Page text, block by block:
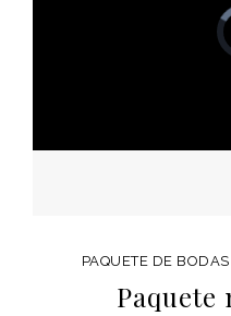
PAQUETE DE